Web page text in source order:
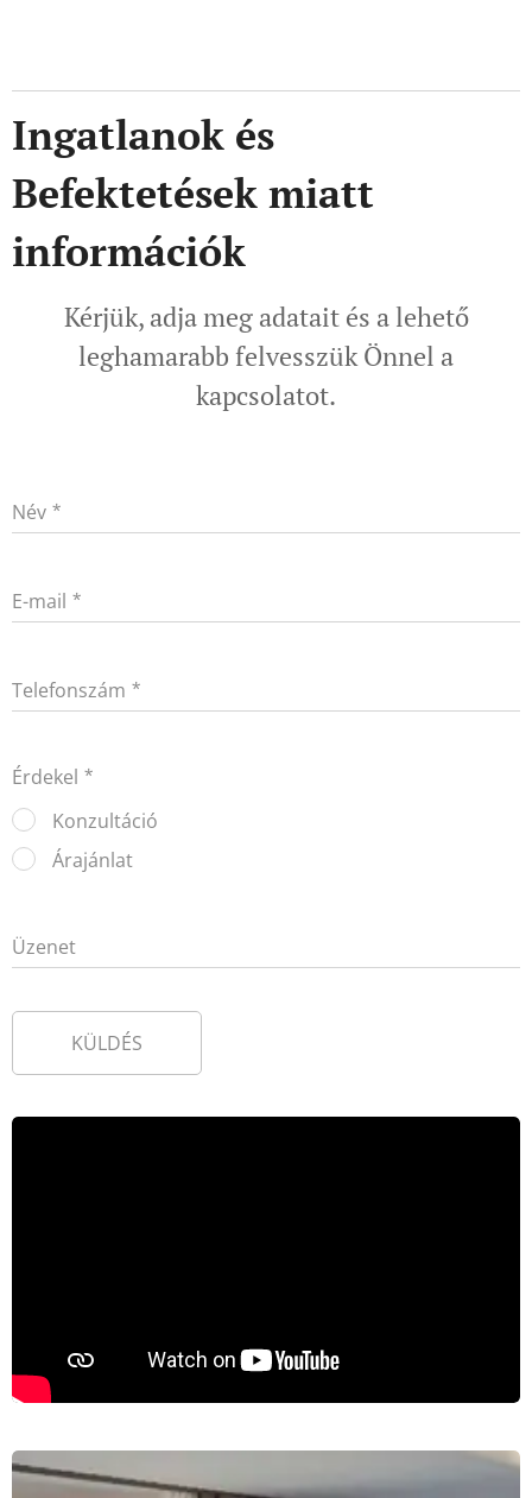
Ingatlanok és
Befektetések miatt
információk
Kérjük, adja meg adatait és a lehető
leghamarabb felvesszük Önnel a
kapcsolatot.
Név
E-mail
Telefonszám
Érdekel
Konzultáció
Árajánlat
Üzenet
KÜLDÉS